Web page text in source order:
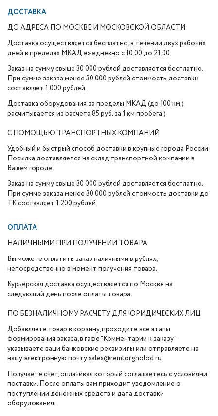
ДОСТАВКА
ДО АДРЕСА ПО МОСКВЕ И МОСКОВСКОЙ ОБЛАСТИ.
Доставка осуществляется бесплатно, в течении двух рабочих
дней в пределах МКАД ежедневно с 10.00 до 21.00.
Заказ на сумму свыше 30 000 рублей доставляется бесплатно.
При сумме заказа менее 30 000 рублей стоимость доставки
составляет 1 000 рублей.
Доставка оборудования за пределы МКАД (до 100 км.)
расчитывается из расчета 85 руб. за 1 км пробега.)
С ПОМОЩЬЮ ТРАНСПОРТНЫХ КОМПАНИЙ
Удобный и быстрый способ доставки в крупные города России.
Посылка доставляется на склад транспортной компании в
Вашем городе.
Заказ на сумму свыше 30 000 рублей доставляется бесплатно.
При сумме заказа менее 30 000 рублей стоимость доставки до
ТК составляет 1 200 рублей.
ОПЛАТА
НАЛИЧНЫМИ ПРИ ПОЛУЧЕНИИ ТОВАРА
Вы можете оплатить заказ наличными в рублях,
непосредственно в момент получения товара.
Курьерская доставка осуществляется по Москве на
следующий день после оплаты товара.
ПО БЕЗНАЛИЧНОМУ РАСЧЕТУ ДЛЯ ЮРИДИЧЕСКИХ ЛИЦ
Добавляете товар в корзину, проходите все этапы
формирования заказа, в гафе "Комментарии к заказу"
указываете ваши банковские реквизиты или отправляете на
нашу электронную почту sales@remtorgholod.ru.
Получаете счет, оплачивая который соглашаетесь с условиями
поставки. После оплаты вам приходит уведомление о
поступлении денежных средств и дата доставки
оборудования.